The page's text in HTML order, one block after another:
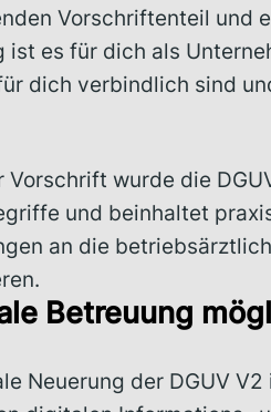
Vorschriftenteil und
ist es für dich als
dich verbindlich sind
Vorschrift wurde die
und beinhaltet
an die
Betreuung
Neuerung der DGUV